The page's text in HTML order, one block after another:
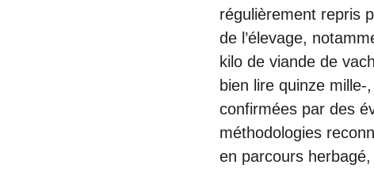
régulièrement repris
de l’élevage,
kilo de viande de
bien lire quinze
confirmées par des
méthodologies
en parcours